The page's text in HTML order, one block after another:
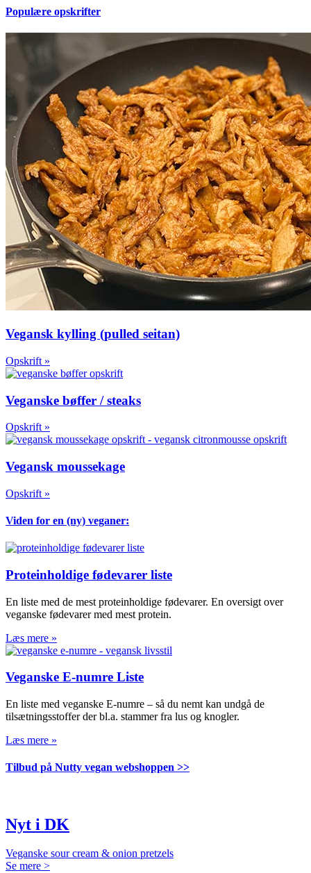
Populære opskrifter
Vegansk kylling (pulled seitan)
Opskrift »
Veganske bøffer / steaks
Opskrift »
Vegansk moussekage
Opskrift »
Viden for en (ny) veganer:
Proteinholdige fødevarer liste
En liste med de mest proteinholdige fødevarer. En oversigt over
veganske fødevarer med mest protein.
Læs mere »
Veganske E-numre Liste
En liste med veganske E-numre – så du nemt kan undgå de
tilsætningsstoffer der bl.a. stammer fra lus og knogler.
Læs mere »
Tilbud på Nutty vegan webshoppen >>
Nyt i DK
Veganske sour cream & onion pretzels
Se mere >